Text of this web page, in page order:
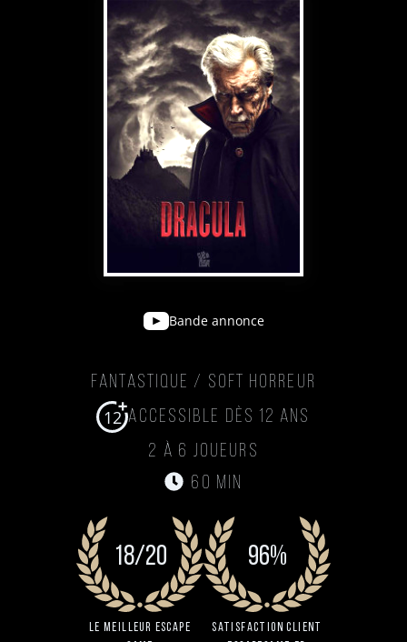
Bande annonce
Fantastique / Soft Horreur
12 Accessible dès 12 ans
2 à 6 joueurs
60 min
18/20
Le Meilleur Escape
96%
Satisfaction client